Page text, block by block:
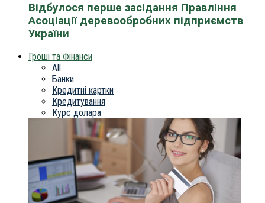
Відбулося перше засідання Правління
Асоціації деревообробних підприємств
України
Гроші та Фінанси
All
Банки
Кредитні картки
Кредитування
Курс долара